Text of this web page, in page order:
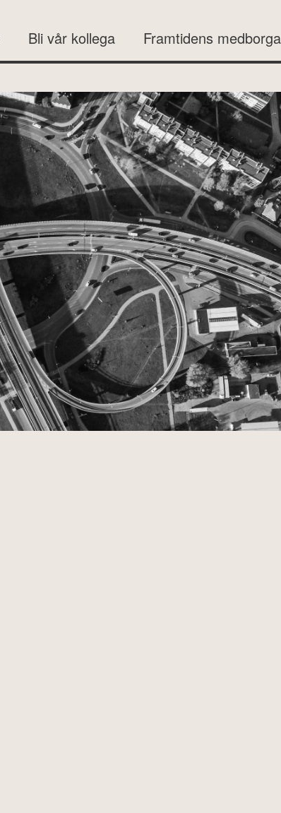
Bli vår kollega Framtidens